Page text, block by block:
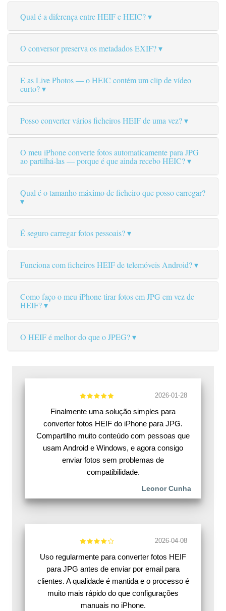
Qual é a diferença entre HEIF e HEIC?
O conversor preserva os metadados EXIF?
E as Live Photos — o HEIC contém um clip de vídeo
curto?
Posso converter vários ficheiros HEIF de uma vez?
O meu iPhone converte fotos automaticamente para JPG
ao partilhá-las — porque é que ainda recebo HEIC?
Qual é o tamanho máximo de ficheiro que posso carregar?
É seguro carregar fotos pessoais?
Funciona com ficheiros HEIF de telemóveis Android?
Como faço o meu iPhone tirar fotos em JPG em vez de
HEIF?
O HEIF é melhor do que o JPEG?
2026-01-28
Finalmente uma solução simples para
converter fotos HEIF do iPhone para JPG.
Compartilho muito conteúdo com pessoas que
usam Android e Windows, e agora consigo
enviar fotos sem problemas de
compatibilidade.
Leonor Cunha
2026-04-08
Uso regularmente para converter fotos HEIF
para JPG antes de enviar por email para
clientes. A qualidade é mantida e o processo é
muito mais rápido do que configurações
manuais no iPhone.